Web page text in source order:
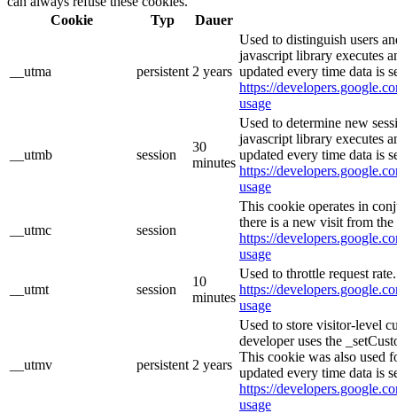
Cookie
Typ Dauer
__utma persistent 2 years
Used to distinguish users
javascript library executes
updated every time data is
https://
usage
__utmb session
30
minutes
Used to determine new
javascript library executes
updated every time data is
https://
usage
__utmc session
This cookie operates in
there is a new visit from
https://
usage
__utmt session
10
minutes
Used to throttle request
https://
usage
__utmv persistent 2 years
Used to store visitor-level
developer uses the
This cookie was also used
updated every time data is
https://
usage